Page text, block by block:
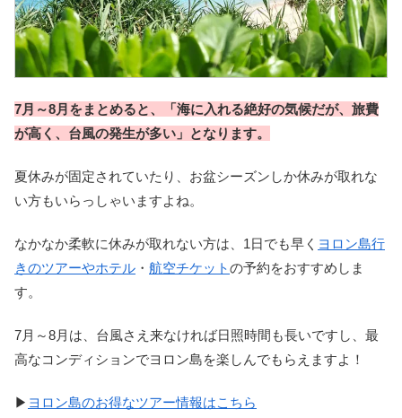
7月～8月をまとめると、「海に入れる絶好の気候だが、旅費
が高く、台風の発生が多い」となります。
夏休みが固定されていたり、お盆シーズンしか休みが取れな
い方もいらっしゃいますよね。
なかなか柔軟に休みが取れない方は、1日でも早く ヨロン島行
きのツアーやホテル ・ 航空チケットの予約をおすすめしま
す。
7月～8月は、台風さえ来なければ日照時間も長いですし、最
高なコンディションでヨロン島を楽しんでもらえますよ！
▶ ヨロン島のお得なツアー情報はこちら